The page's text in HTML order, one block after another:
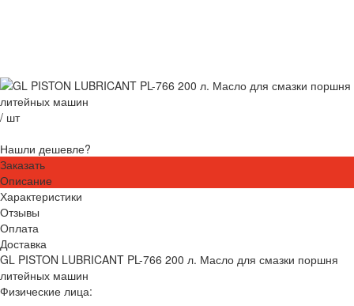
/ шт
Нашли дешевле?
Заказать
Описание
Характеристики
Отзывы
Оплата
Доставка
GL PISTON LUBRICANT PL-766 200 л. Масло для смазки поршня
литейных машин
Физические лица: